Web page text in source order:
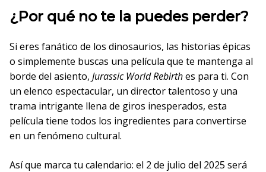
¿Por qué no te la puedes perder?
Si eres fanático de los dinosaurios, las historias épicas
o simplemente buscas una película que te mantenga al
borde del asiento, Jurassic World Rebirthes para ti. Con
un elenco espectacular, un director talentoso y una
trama intrigante llena de giros inesperados, esta
película tiene todos los ingredientes para convertirse
en un fenómeno cultural.
Así que marca tu calendario: el 2 de julio del 2025 será